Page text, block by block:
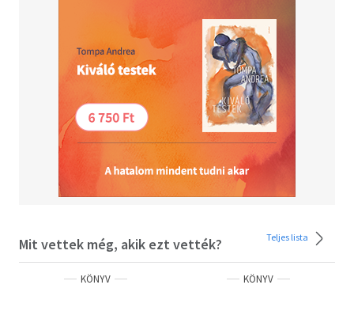
középpont felé törő gyermek útját!!
Mit vettek még, akik ezt vették? Teljes lista
KÖNYV KÖNYV